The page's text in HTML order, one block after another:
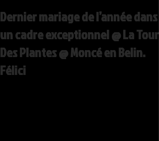
Dernier mariage de l’année dans
un cadre exceptionnel @ La Tour
Des Plantes @ Moncé en Belin.
Félici